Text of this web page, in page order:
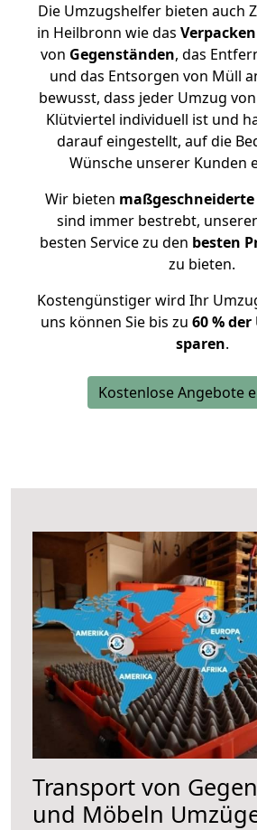
Die Umzugshelfer bieten auch
in Heilbronn wie das Verpacken
von Gegenständen, das
und das Entsorgen von Müll
bewusst, dass jeder Umzug
Klütviertel individuell ist und
darauf eingestellt, auf die
Wünsche unserer Kunden
Wir bieten
sind immer bestrebt,
besten Service zu den besten
zu bieten.
Kostengünstiger wird Ihr
uns können Sie bis zu 60 %
sparen.
Kostenlose Angebote
Transport von
und Möbeln